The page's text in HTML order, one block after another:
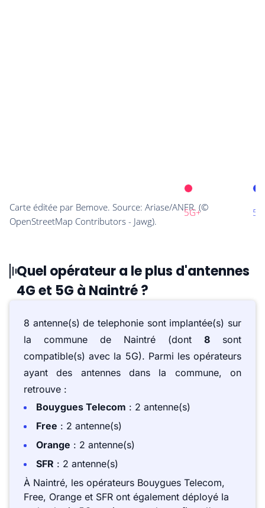
Quel opérateur a le plus d'antennes
4G et 5G à Naintré ?
8 antenne(s) de telephonie sont implantée(s) sur
la commune de Naintré (dont 8 sont
compatible(s) avec la 5G). Parmi les opérateurs
ayant des antennes dans la commune, on
retrouve :
Bouygues Telecom : 2 antenne(s)
Free : 2 antenne(s)
Orange : 2 antenne(s)
SFR : 2 antenne(s)
À Naintré, les opérateurs Bouygues Telecom,
Free, Orange et SFR ont également déployé la